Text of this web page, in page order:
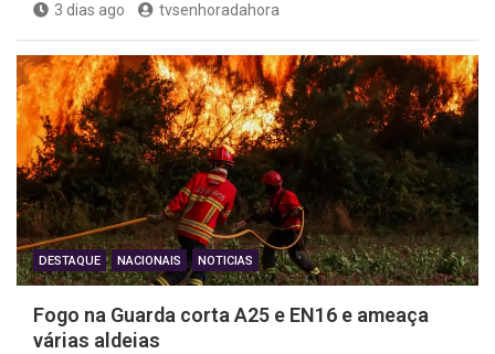
3 dias ago tvsenhoradahora
DESTAQUE NACIONAIS NOTICIAS
Fogo na Guarda corta A25 e EN16 e ameaça
várias aldeias